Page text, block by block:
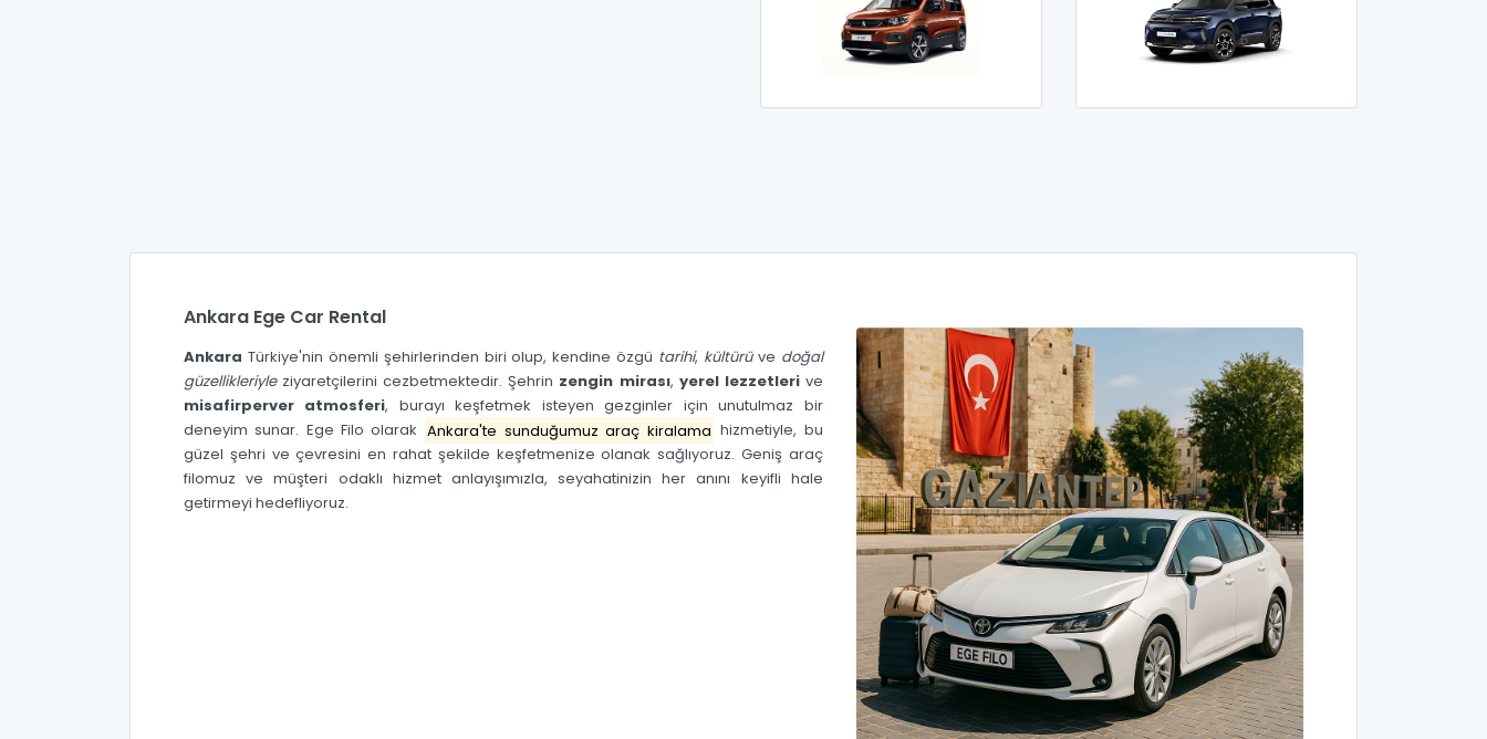
Ankara Ege Car Rental
Ankara Türkiye'nin önemli şehirlerinden biri olup, kendine özgü tarihi, kültürüve doğal
güzellikleriyleziyaretçilerini cezbetmektedir. Şehrin zengin mirası, yerel lezzetlerive
misafirperver atmosferi, burayı keşfetmek isteyen gezginler için unutulmaz bir
deneyim sunar. Ege Filo olarak Ankara'te sunduğumuz araç kiralama hizmetiyle, bu
güzel şehri ve çevresini en rahat şekilde keşfetmenize olanak sağlıyoruz. Geniş araç
filomuz ve müşteri odaklı hizmet anlayışımızla, seyahatinizin her anını keyifli hale
getirmeyi hedefliyoruz.